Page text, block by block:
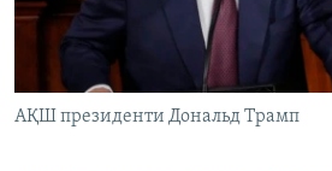
АҚШ президенти Дональд Трамп